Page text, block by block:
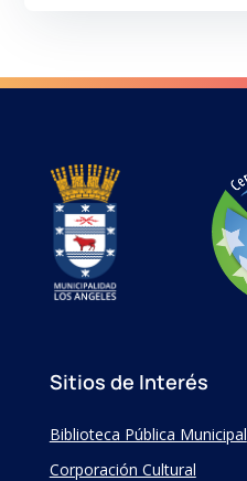
Sitios de Interés
Biblioteca Pública Municipal
Corporación Cultural